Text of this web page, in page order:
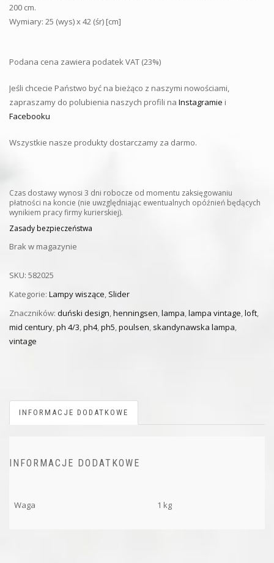
200 cm.
Wymiary: 25 (wys) x 42 (śr) [cm]
Podana cena zawiera podatek VAT (23%)
Jeśli chcecie Państwo być na bieżąco z naszymi nowościami,
zapraszamy do polubienia naszych profili na Instagramie i
Facebooku
Wszystkie nasze produkty dostarczamy za darmo.
Czas dostawy wynosi 3 dni robocze od momentu zaksięgowaniu
płatności na koncie (nie uwzględniając ewentualnych opóźnień będących
wynikiem pracy firmy kurierskiej).
Zasady bezpieczeństwa
Brak w magazynie
SKU: 582025
Kategorie: Lampy wiszące, Slider
Znaczników: duński design,henningsen,lampa,lampa vintage,loft,
mid century,ph 4/3,ph4,ph5,poulsen, skandynawska lampa,
vintage
INFORMACJE DODATKOWE
INFORMACJE DODATKOWE
Waga 1 kg